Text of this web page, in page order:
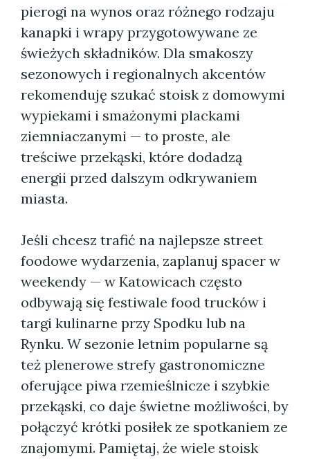
pierogi na wynos oraz różnego rodzaju
kanapki i wrapy przygotowywane ze
świeżych składników. Dla smakoszy
sezonowych i regionalnych akcentów
rekomenduję szukać stoisk z domowymi
wypiekami i smażonymi plackami
ziemniaczanymi — to proste, ale
treściwe przekąski, które dodadzą
energii przed dalszym odkrywaniem
miasta.
Jeśli chcesz trafić na najlepsze street
foodowe wydarzenia, zaplanuj spacer w
weekendy — w Katowicach często
odbywają się festiwale food trucków i
targi kulinarne przy Spodku lub na
Rynku. W sezonie letnim popularne są
też plenerowe strefy gastronomiczne
oferujące piwa rzemieślnicze i szybkie
przekąski, co daje świetne możliwości, by
połączyć krótki posiłek ze spotkaniem ze
znajomymi. Pamiętaj, że wiele stoisk